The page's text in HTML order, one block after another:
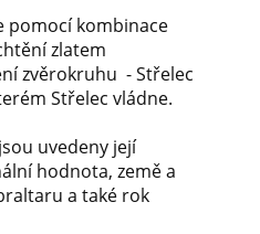
pomocí kombinace
zlatem
zvěrokruhu - Střelec
Střelec vládne.
uvedeny její
hodnota, země a
a také rok